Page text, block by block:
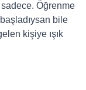
Öğrenme
bile
kişiye ışık